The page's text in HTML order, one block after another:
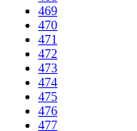
469
470
471
472
473
474
475
476
477